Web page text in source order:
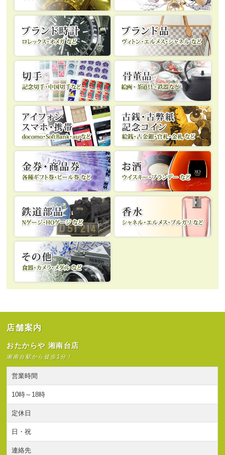
店舗案内
おたからや 湘南台店
湘南台駅から徒歩1分！
営業時間
10時～18時
定休日
日・祝
連絡先